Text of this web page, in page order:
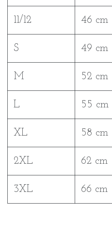
11/12 46 cm
S 49 cm
M 52 cm
L 55 cm
XL 58 cm
2XL 62 cm
3XL 66 cm